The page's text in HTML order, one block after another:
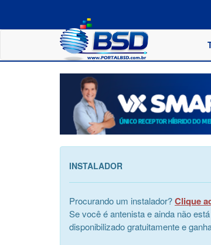
INSTALADOR
Procurando um instalador?Clique
Se você é antenista e ainda não
disponibilizado gratuitamente e